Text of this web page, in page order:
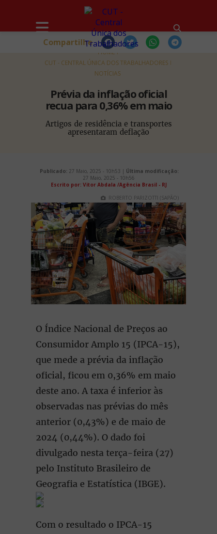
HOME
CUT - CENTRAL ÚNICA DOS TRABALHADORES
NOTÍCIAS
Prévia da inflação oficial
recua para 0,36% em maio
Artigos de residência e transportes
apresentaram deflação
Compartilhe
Publicado: 27 Maio, 2025 - 10h53 | Última modificação:
27 Maio, 2025 - 10h56
Escrito por: Vitor Abdala /Agência Brasil - RJ
ROBERTO PARIZOTTI (SAPÃO)
O Índice Nacional de Preços ao
Consumidor Amplo 15 (IPCA-15),
que mede a prévia da inflação
oficial, ficou em 0,36% em maio
deste ano. A taxa é inferior às
observadas nas prévias do mês
anterior (0,43%) e de maio de
2024 (0,44%). O dado foi
divulgado nesta terça-feira (27)
pelo Instituto Brasileiro de
Geografia e Estatística (IBGE).
Com o resultado o IPCA-15